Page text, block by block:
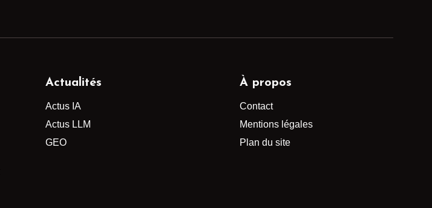
Actualités
Actus IA
Actus LLM
GEO
À propos
Contact
Mentions légales
Plan du site